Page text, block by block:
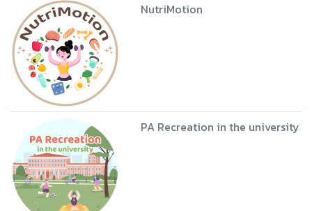
NutriMotion
PA Recreation in the university